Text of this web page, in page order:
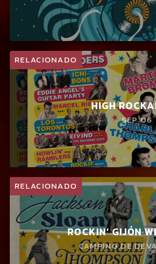
RELACIONADO
HIGH
SEP 06
RELACIONADO
ROCKIN’ GIJÓN
CAMPING DE